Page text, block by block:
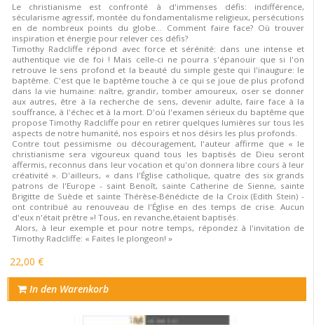
Le christianisme est confronté à d'immenses défis: indifférence,
sécularisme agressif, montée du fondamentalisme religieux, persécutions
en de nombreux points du globe... Comment faire face? Où trouver
inspiration et énergie pour relever ces défis?
Timothy Radcliffe répond avec force et sérénité: dans une intense et
authentique vie de foi ! Mais celle-ci ne pourra s'épanouir que si l'on
retrouve le sens profond et la beauté du simple geste qui l'inaugure: le
baptême. C'est que le baptême touche à ce qui se joue de plus profond
dans la vie humaine: naître, grandir, tomber amoureux, oser se donner
aux autres, être à la recherche de sens, devenir adulte, faire face à la
souffrance, à l'échec et à la mort. D'où l'examen sérieux du baptême que
propose Timothy Radcliffe pour en retirer quelques lumières sur tous les
aspects de notre humanité, nos espoirs et nos désirs les plus profonds.
Contre tout pessimisme ou découragement, l'auteur affirme que « le
christianisme sera vigoureux quand tous les baptisés de Dieu seront
affermis, reconnus dans leur vocation et qu'on donnera libre cours à leur
créativité ». D'ailleurs, « dans l'Église catholique, quatre des six grands
patrons de l'Europe - saint Benoît, sainte Catherine de Sienne, sainte
Brigitte de Suède et sainte Thérèse-Bénédicte de la Croix (Edith Stein) -
ont contribué au renouveau de l'Église en des temps de crise. Aucun
d'eux n'était prêtre »! Tous, en revanche,étaient baptisés.
Alors, à leur exemple et pour notre temps, répondez à l'invitation de
Timothy Radcliffe: « Faites le plongeon! »
22,00 €
In den Warenkorb